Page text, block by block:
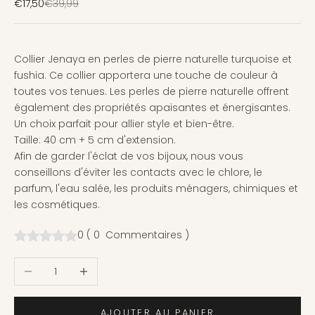
Prix de vente
€17,50Prix normal
€39,99
Collier Jenaya en perles de pierre naturelle turquoise et
fushia. Ce collier apportera une touche de couleur à
toutes vos tenues. Les perles de pierre naturelle offrent
également des propriétés apaisantes et énergisantes.
Un choix parfait pour allier style et bien-être.
Taille: 40 cm + 5 cm d'extension.
Afin de garder l'éclat de vos bijoux, nous vous
conseillons d'éviter les contacts avec le chlore, le
parfum, l'eau salée, les produits ménagers, chimiques et
les cosmétiques.
0 ( 0 Commentaires )
Diminuer la quantitéAugmenter la quantité